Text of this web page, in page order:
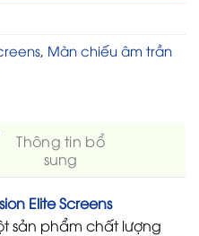
Màn chiếu âm trần
Thông tin bổ
sung
Elite Screens
sản phẩm chất lượng